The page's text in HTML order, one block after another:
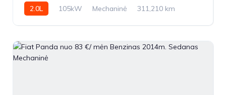
2.0L 105kW Mechaninė
311,210 km